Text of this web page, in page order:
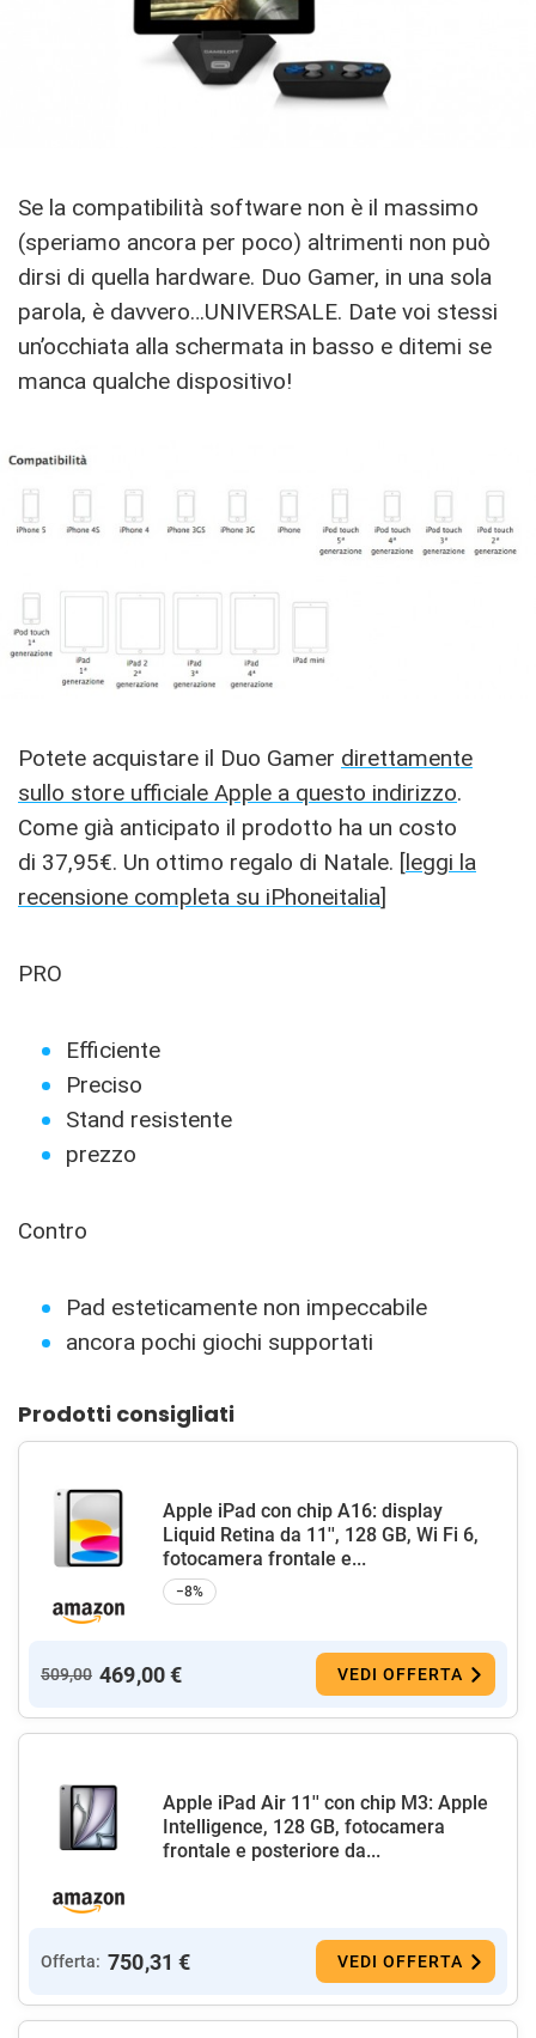
Se la compatibilità software non è il massimo
(speriamo ancora per poco) altrimenti non può
dirsi di quella hardware. Duo Gamer, in una sola
parola, è davvero…UNIVERSALE. Date voi stessi
un’occhiata alla schermata in basso e ditemi se
manca qualche dispositivo!
Potete acquistare il Duo Gamer direttamente
sullo store ufficiale Apple a questo indirizzo.
Come già anticipato il prodotto ha un costo
di 37,95€. Un ottimo regalo di Natale. [leggi la
recensione completa su iPhoneitalia]
PRO
Efficiente
Preciso
Stand resistente
prezzo
Contro
Pad esteticamente non impeccabile
ancora pochi giochi supportati
Prodotti consigliati
Apple iPad con chip A16: display
Liquid Retina da 11'', 128 GB, Wi Fi 6,
fotocamera frontale e...
−8%
509,00 469,00 € VEDI OFFERTA
Apple iPad Air 11'' con chip M3: Apple
Intelligence, 128 GB, fotocamera
frontale e posteriore da...
Offerta: 750,31 € VEDI OFFERTA